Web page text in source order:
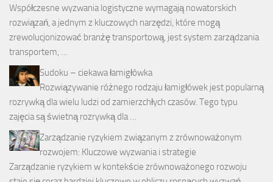
Współczesne wyzwania logistyczne wymagają nowatorskich
rozwiązań, a jednym z kluczowych narzędzi, które mogą
zrewolucjonizować branżę transportową, jest system zarządzania
transportem, …
Sudoku – ciekawa łamigłówka
Rozwiązywanie różnego rodzaju łamigłówek jest popularną
rozrywką dla wielu ludzi od zamierzchłych czasów. Tego typu
zajęcia są świetną rozrywką dla …
Zarządzanie ryzykiem związanym z zrównoważonym
rozwojem: Kluczowe wyzwania i strategie
Zarządzanie ryzykiem w kontekście zrównoważonego rozwoju